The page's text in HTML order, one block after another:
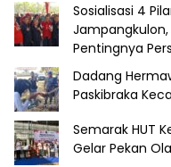
Sosialisasi 4
Pentingnya
Dadang
Paskibraka
Semarak HUT
Gelar Pekan